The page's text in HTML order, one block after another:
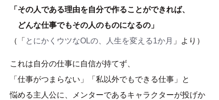
「その人である理由を自分で作ることができれば、
どんな仕事でもその人のものになるの」
（「 とにかくウツなOLの、人生を変える1か月 」より）
これは自分の仕事に自信が持てず、
「仕事がつまらない」「私以外でもできる仕事」と
悩める主人公に、メンターであるキャラクターが投げか